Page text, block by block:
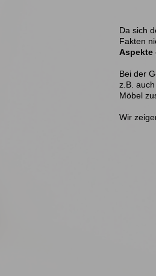
Da sich
Fakten
Aspekte
Bei der
z.B.
Möbel
Wir